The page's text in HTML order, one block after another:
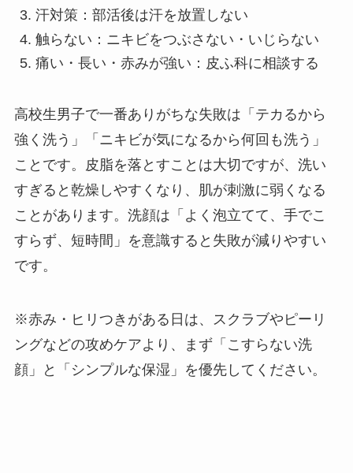
汗対策：部活後は汗を放置しない
触らない：ニキビをつぶさない・いじらない
痛い・長い・赤みが強い：皮ふ科に相談する
高校生男子で一番ありがちな失敗は「テカるから
強く洗う」「ニキビが気になるから何回も洗う」
ことです。皮脂を落とすことは大切ですが、洗い
すぎると乾燥しやすくなり、肌が刺激に弱くなる
ことがあります。洗顔は「よく泡立てて、手でこ
すらず、短時間」を意識すると失敗が減りやすい
です。
※赤み・ヒリつきがある日は、スクラブやピーリ
ングなどの攻めケアより、まず「こすらない洗
顔」と「シンプルな保湿」を優先してください。